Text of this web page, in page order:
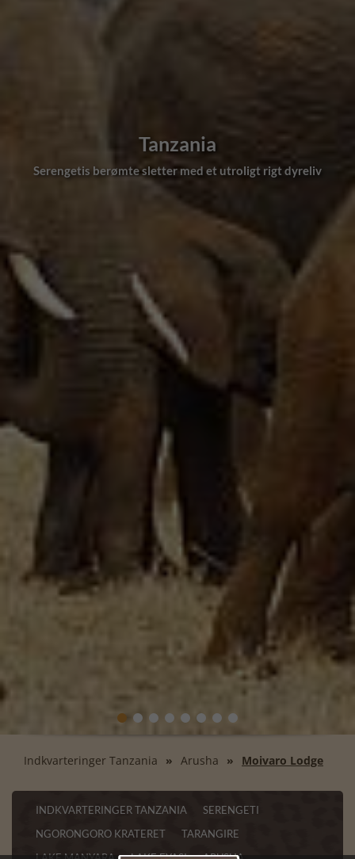
Tanzania
berømte sletter med et utroligt rigt dyreliv
Indkvarteringer Tanzania Arusha Moivaro Lodge
INDKVARTERINGER TANZANIA
SERENGETI
NGORONGORO KRATERET
TARANGIRE